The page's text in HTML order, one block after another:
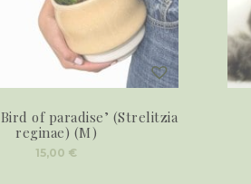
of paradise’ (Strelitzia
reginae) (M)
15,00 €